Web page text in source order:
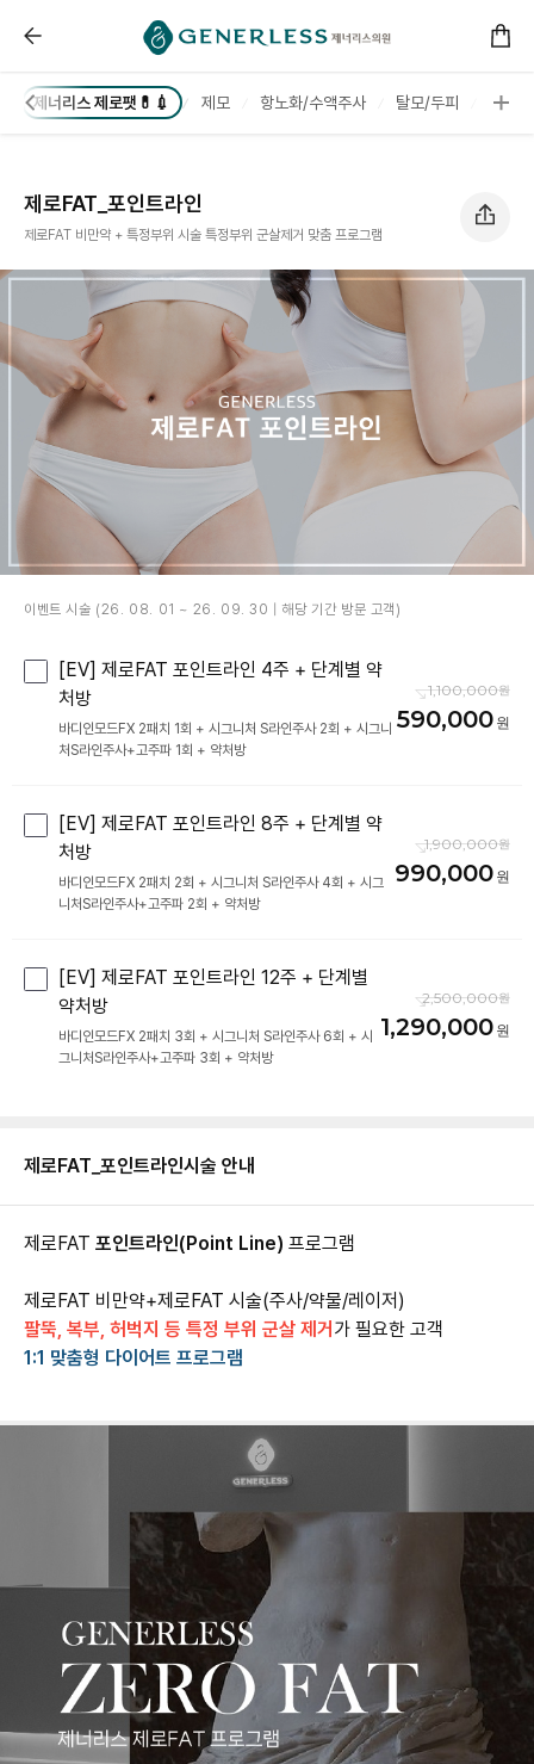
제로FAT_포인트라인 :: 부천피부과
제너리스 제로팻💊💉 제모 항노화/수액주사 탈모/두피 👰🏻
제로FAT_포인트라인
제로FAT 비만약 + 특정부위 시술 특정부위 군살제거 맞춤 프로그램
제로FAT_포인트라인시술 안내
제로FAT 포인트라인(Point Line) 프로그램
팔뚝, 복부, 허벅지 등 특정 부위 군살 제거
1:1 맞춤형 다이어트 프로그램
이벤트 시술 (26. 08. 01 ~ 26. 09. 30 | 해당 기간 방문 고객)
[EV] 제로FAT 포인트라인 4주 + 단계별 약
처방
바디인모드FX 2패치 1회 + 시그니처 S라인주사 2회 + 시그니
처S라인주사+고주파 1회 + 약처방
1,100,000
590,000
[EV] 제로FAT 포인트라인 8주 + 단계별 약
처방
바디인모드FX 2패치 2회 + 시그니처 S라인주사 4회 + 시그
니처S라인주사+고주파 2회 + 약처방
1,900,000
990,000
[EV] 제로FAT 포인트라인 12주 + 단계별
약처방
바디인모드FX 2패치 3회 + 시그니처 S라인주사 6회 + 시
그니처S라인주사+고주파 3회 + 약처방
2,500,000
1,290,000